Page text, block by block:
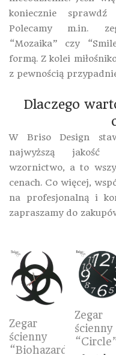
koniecznie
Polecamy m.in.
“Mozaika” czy
formą. Z kolei
z pewnością
Dlaczego
W Briso Design
najwyższą
wzornictwo, a to
cenach. Co więcej,
na profesjonalną i
zapraszamy do
Zegar
ścienny
“Biohazard”
Zegar
ścienny